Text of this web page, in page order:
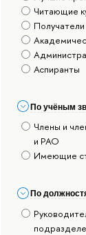
Читающие
Аспиранты
По учёным
Члены и
и РАО
Имеющие
По